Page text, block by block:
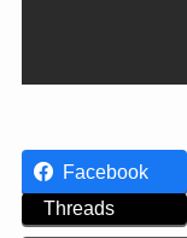
Facebook
Threads